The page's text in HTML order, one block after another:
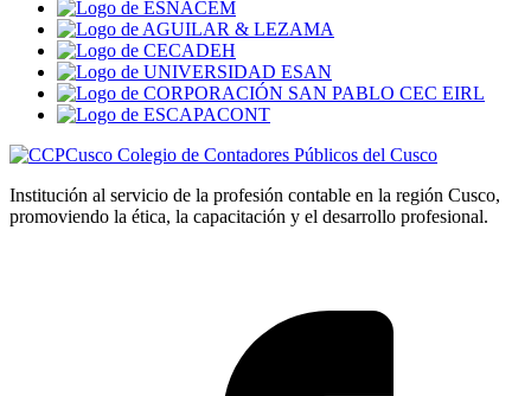
Colegio de Contadores Públicos del Cusco
Institución al servicio de la profesión contable en la región Cusco,
promoviendo la ética, la capacitación y el desarrollo profesional.